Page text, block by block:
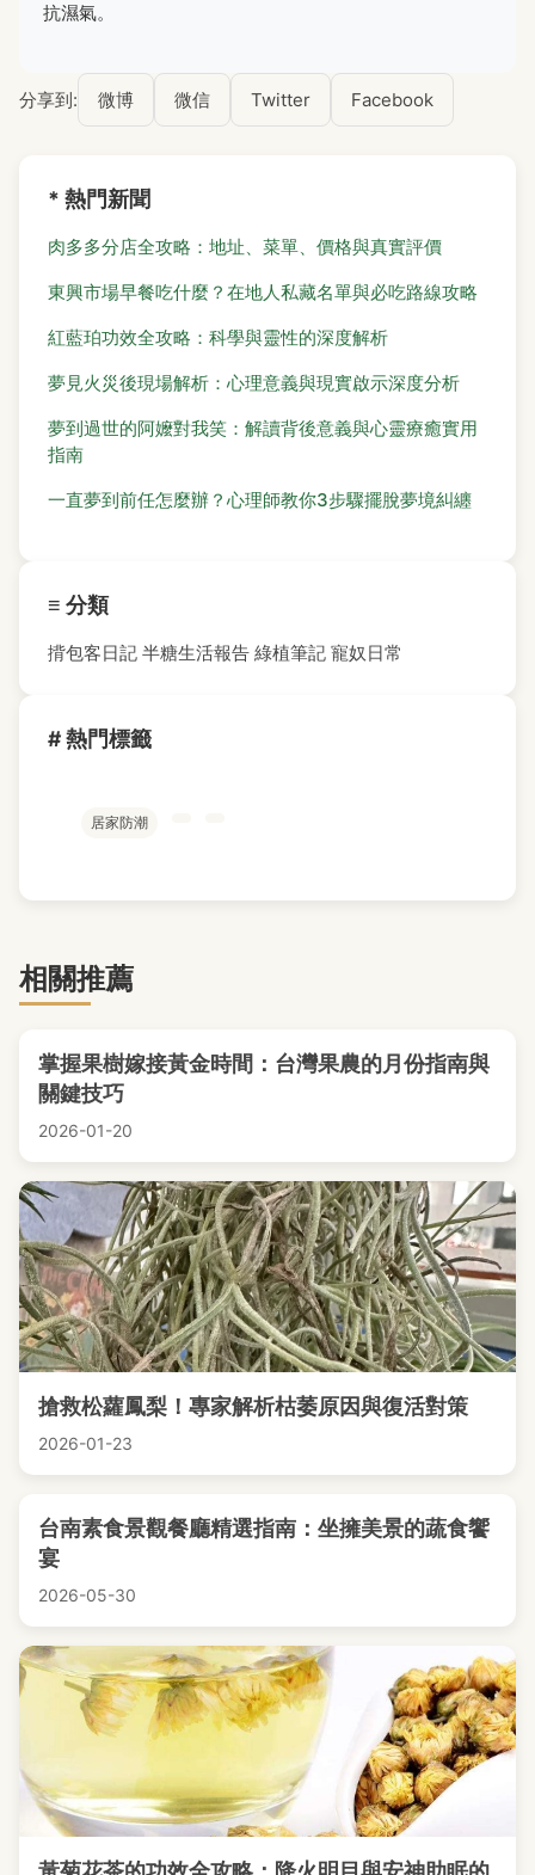
抗濕氣。
分享到: 微博 微信 Twitter Facebook
* 熱門新聞
肉多多分店全攻略：地址、菜單、價格與真實評價
東興市場早餐吃什麼？在地人私藏名單與必吃路線攻略
紅藍珀功效全攻略：科學與靈性的深度解析
夢見火災後現場解析：心理意義與現實啟示深度分析
夢到過世的阿嬤對我笑：解讀背後意義與心靈療癒實用
指南
一直夢到前任怎麼辦？心理師教你3步驟擺脫夢境糾纏
≡ 分類
揹包客日記 半糖生活報告 綠植筆記 寵奴日常
# 熱門標籤
居家防潮
相關推薦
掌握果樹嫁接黃金時間：台灣果農的月份指南與
關鍵技巧
2026-01-20
搶救松蘿鳳梨！專家解析枯萎原因與復活對策
2026-01-23
台南素食景觀餐廳精選指南：坐擁美景的蔬食饗
宴
2026-05-30